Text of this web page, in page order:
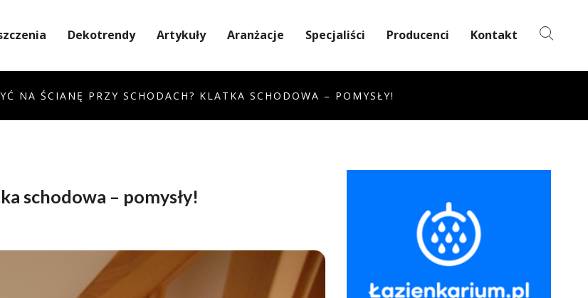
Dekotrendy Artykuły Aranżacje Specjaliści Producenci Kontakt
NA ŚCIANĘ PRZY SCHODACH? KLATKA SCHODOWA – POMYSŁY!
schodowa – pomysły!